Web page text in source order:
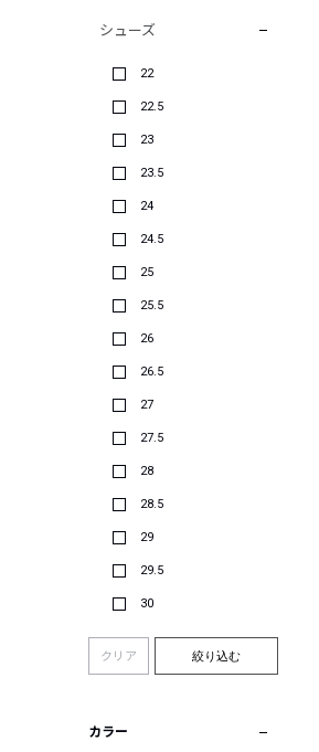
シューズ
22
22.5
23
23.5
24
24.5
25
25.5
26
26.5
27
27.5
28
28.5
29
29.5
30
クリア 絞り込む
カラー